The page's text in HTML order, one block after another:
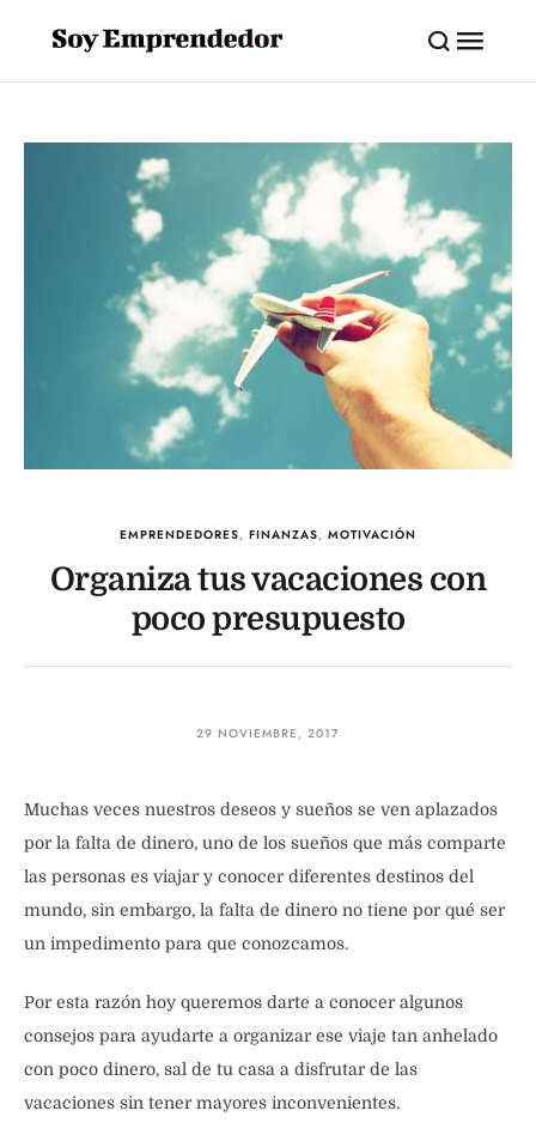
EMPRENDEDORES, FINANZAS, MOTIVACIÓN
Organiza tus vacaciones con
poco presupuesto
29 NOVIEMBRE, 2017
Muchas veces nuestros deseos y sueños se ven aplazados
por la falta de dinero, uno de los sueños que más comparte
las personas es viajar y conocer diferentes destinos del
mundo, sin embargo, la falta de dinero no tiene por qué ser
un impedimento para que conozcamos.
Por esta razón hoy queremos darte a conocer algunos
consejos para ayudarte a organizar ese viaje tan anhelado
con poco dinero, sal de tu casa a disfrutar de las
vacaciones sin tener mayores inconvenientes.